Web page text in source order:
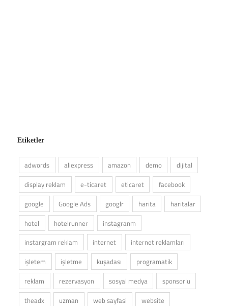
Etiketler
adwords aliexpress amazon demo
dijital
display reklam
e-ticaret eticaret
facebook
google
Google Ads googlr harita
haritalar
hotel
hotelrunner
instagranm
instargram reklam
internet
internet reklamları
işletem
işletme kuşadası
programatik
reklam
rezervasyon sosyal medya
sponsorlu
theadx
uzman web sayfasi
website